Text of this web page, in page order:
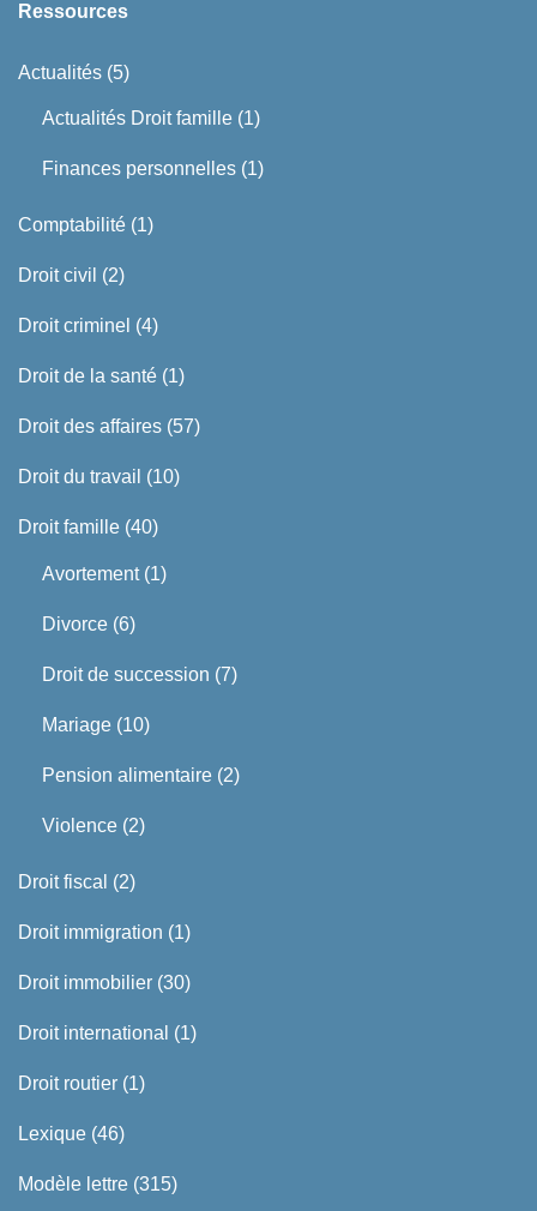
Ressources
Actualités (5)
Actualités Droit famille (1)
Finances personnelles (1)
Comptabilité (1)
Droit civil (2)
Droit criminel (4)
Droit de la santé (1)
Droit des affaires (57)
Droit du travail (10)
Droit famille (40)
Avortement(1)
Divorce (6)
Droit de succession (7)
Mariage (10)
Pension alimentaire (2)
Violence (2)
Droit fiscal (2)
Droit immigration (1)
Droit immobilier (30)
Droit international (1)
Droit routier (1)
Lexique (46)
Modèle lettre (315)